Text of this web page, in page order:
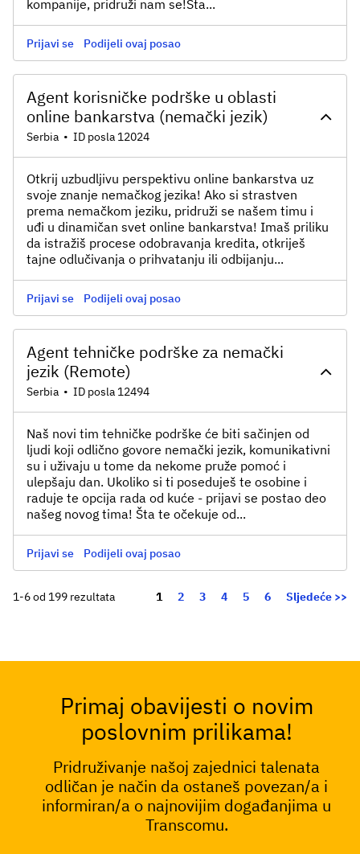
kompanije, pridruži nam se!Šta...
Prijavi se Podijeli ovaj posao
Agent korisničke podrške u oblasti
online bankarstva (nemački jezik)
Serbia • ID posla 12024
Otkrij uzbudljivu perspektivu online bankarstva uz
svoje znanje nemačkog jezika! Ako si strastven
prema nemačkom jeziku, pridruži se našem timu i
uđi u dinamičan svet online bankarstva! Imaš priliku
da istražiš procese odobravanja kredita, otkriješ
tajne odlučivanja o prihvatanju ili odbijanju...
Prijavi se Podijeli ovaj posao
Agent tehničke podrške za nemački
jezik (Remote)
Serbia • ID posla 12494
Naš novi tim tehničke podrške će biti sačinjen od
ljudi koji odlično govore nemački jezik, komunikativni
su i uživaju u tome da nekome pruže pomoć i
ulepšaju dan. Ukoliko si ti poseduješ te osobine i
raduje te opcija rada od kuće - prijavi se postao deo
našeg novog tima! Šta te očekuje od...
Prijavi se Podijeli ovaj posao
1-6 od 199 rezultata Stranica
1 2 3 4 5 6 Sljedeće >>
Primaj obavijesti o novim
poslovnim prilikama!
Pridruživanje našoj zajednici talenata
odličan je način da ostaneš povezan/a i
informiran/a o najnovijim događanjima u
Transcomu.